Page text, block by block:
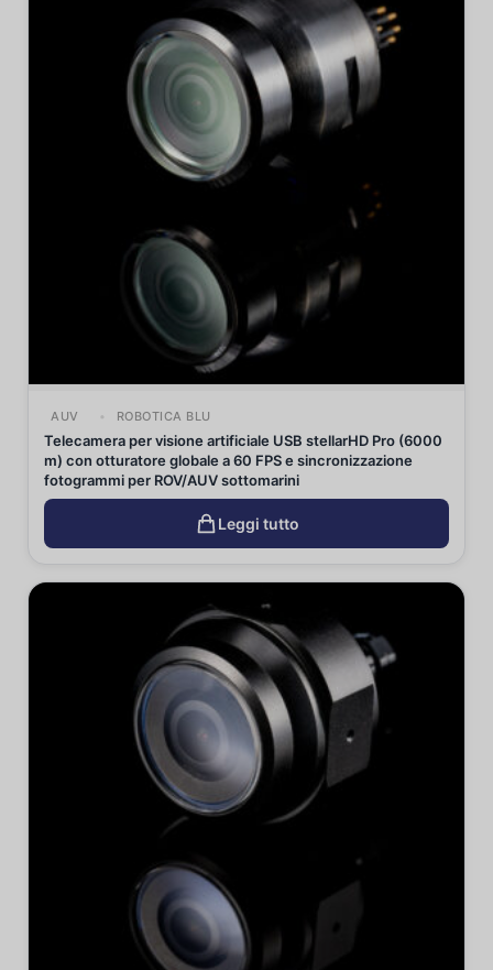
AUV ROBOTICA BLU
Telecamera per visione artificiale USB stellarHD Pro (6000
m) con otturatore globale a 60 FPS e sincronizzazione
fotogrammi per ROV/AUV sottomarini
Leggi tutto